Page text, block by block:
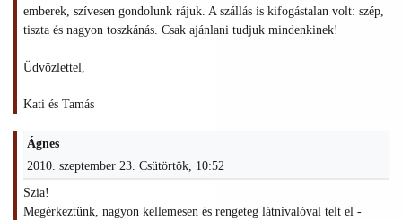
emberek, szívesen gondolunk rájuk. A szállás is kifogástalan volt: szép,
tiszta és nagyon toszkánás. Csak ajánlani tudjuk mindenkinek!
Üdvözlettel,
Kati és Tamás
Ágnes
2010. szeptember 23. Csütörtök, 10:52
Szia!
Megérkeztünk, nagyon kellemesen és rengeteg látnivalóval telt el -